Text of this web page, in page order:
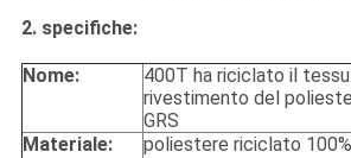
2.specifiche:
Nome:
400T ha riciclato il
rivestimento del
GRS
Materiale:
poliestere riciclato